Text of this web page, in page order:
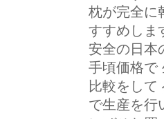
枕が完全に
すすめしま
安全の日本
手頃価格で
比較をして
で生産を行